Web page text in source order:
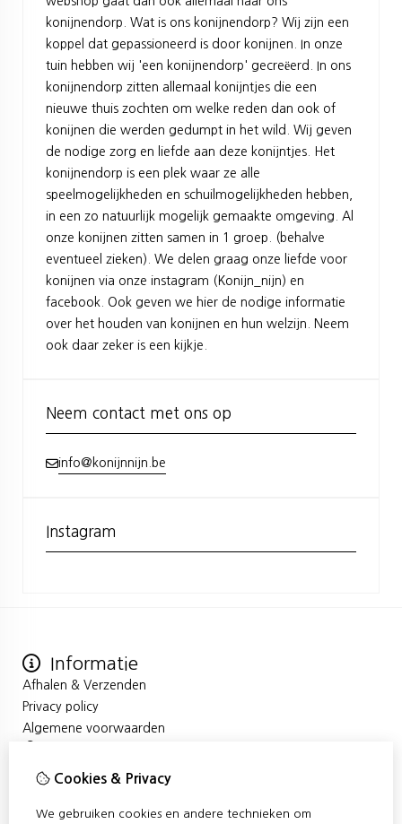
konijnendorp. Wat is ons konijnendorp? Wij zijn een
koppel dat gepassioneerd is door konijnen. In onze
tuin hebben wij 'een konijnendorp' gecreëerd. In ons
konijnendorp zitten allemaal konijntjes die een
nieuwe thuis zochten om welke reden dan ook of
konijnen die werden gedumpt in het wild. Wij geven
de nodige zorg en liefde aan deze konijntjes. Het
konijnendorp is een plek waar ze alle
speelmogelijkheden en schuilmogelijkheden hebben,
in een zo natuurlijk mogelijk gemaakte omgeving. Al
onze konijnen zitten samen in 1 groep. (behalve
eventueel zieken). We delen graag onze liefde voor
konijnen via onze instagram (Konijn_nijn) en
facebook. Ook geven we hier de nodige informatie
over het houden van konijnen en hun welzijn. Neem
ook daar zeker is een kijkje.
Neem contact met ons op
info@konijnnijn.be
Instagram
Informatie
Afhalen & Verzenden
Privacy policy
Algemene voorwaarden
Inloggen
Verlanglijst
Cookies & Privacy
We gebruiken cookies en andere technieken om